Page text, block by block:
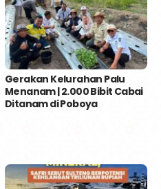
Gerakan Kelurahan Palu
Menanam | 2.000 Bibit Cabai
Ditanam di Poboya